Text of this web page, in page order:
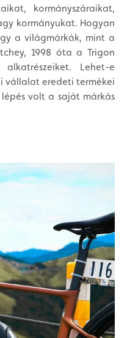
kormányszáraikat,
kormányukat. Hogyan
a világmárkák, mint a
1998 óta a Trigon
Lehet-e
vállalat eredeti termékei
volt a saját márkás